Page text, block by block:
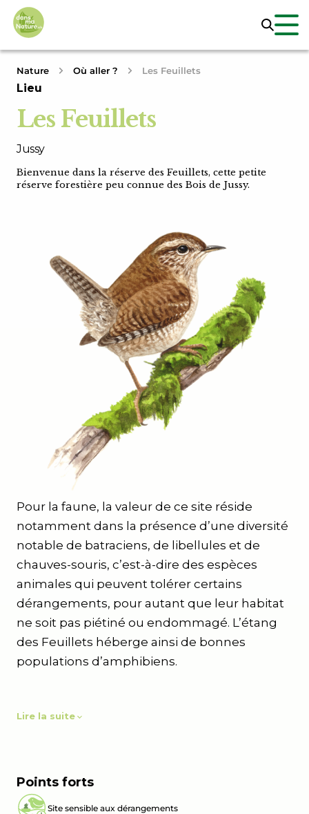
Nature Où aller ? Les Feuillets
Lieu
Les Feuillets
Jussy
Bienvenue dans la réserve des Feuillets, cette petite
réserve forestière peu connue des Bois de Jussy.
Pour la faune, la valeur de ce site réside
notamment dans la présence d’une diversité
notable de batraciens, de libellules et de
chauves-souris, c’est-à-dire des espèces
animales qui peuvent tolérer certains
dérangements, pour autant que leur habitat
ne soit pas piétiné ou endommagé. L’étang
des Feuillets héberge ainsi de bonnes
populations d’amphibiens.
Lire la suite
Points forts
Site sensible aux dérangements